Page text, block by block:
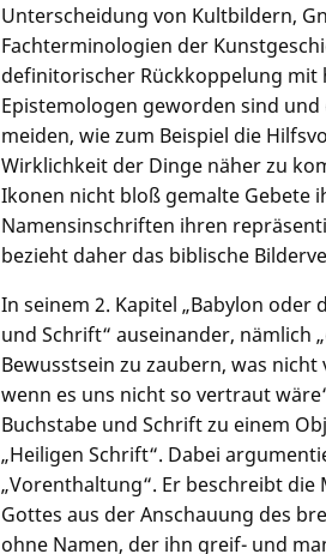
Unterscheidung von Kultbildern,
Fachterminologien der
definitorischer Rückkoppelung
Epistemologen geworden sind
meiden, wie zum Beispiel die
Wirklichkeit der Dinge näher zu
Ikonen nicht bloß gemalte Gebete
Namensinschriften ihren
bezieht daher das biblische
In seinem 2. Kapitel „Babylon oder
und Schrift“ auseinander, nämlich
Bewusstsein zu zaubern, was
wenn es uns nicht so vertraut
Buchstabe und Schrift zu einem
„Heiligen Schrift“. Dabei
„Vorenthaltung“. Er beschreibt
Gottes aus der Anschauung des
ohne Namen, der ihn greif- und